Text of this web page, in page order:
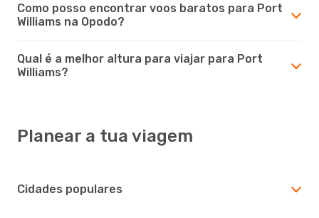
Como posso encontrar voos baratos para Port
Williams na Opodo?
Qual é a melhor altura para viajar para Port
Williams?
Planear a tua viagem
Cidades populares